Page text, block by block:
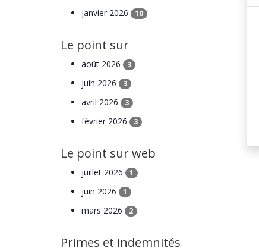
janvier 2026 10
Le point sur
août 2026 3
juin 2026 3
avril 2026 3
février 2026 3
Le point sur web
juillet 2026 1
juin 2026 1
mars 2026 2
Primes et indemnités